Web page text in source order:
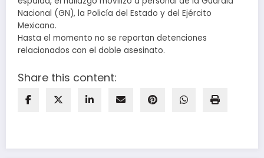
Nacional (GN), la Policía del Estado y del Ejército
Mexicano.
Hasta el momento no se reportan detenciones
relacionados con el doble asesinato.
Share this content: